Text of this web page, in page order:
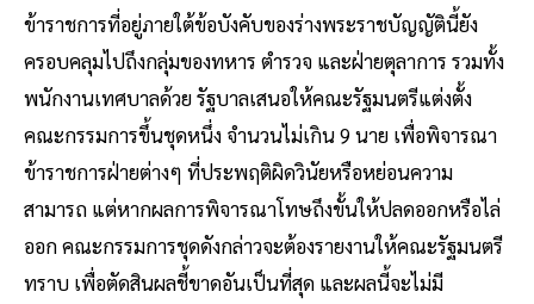
ข้าราชการที่อยู่ภายใต้ข้อบังคับของร่างพระราชบัญญัตินี้ยัง
ครอบคลุมไปถึงกลุ่มของทหาร ตำรวจ และฝ่ายตุลาการ รวมทั้ง
พนักงานเทศบาลด้วย รัฐบาลเสนอให้คณะรัฐมนตรีแต่งตั้ง
คณะกรรมการขึ้นชุดหนึ่ง จำนวนไม่เกิน 9 นาย เพื่อพิจารณา
ข้าราชการฝ่ายต่างๆ ที่ประพฤติผิดวินัยหรือหย่อนความ
สามารถ แต่หากผลการพิจารณาโทษถึงขั้นให้ปลดออกหรือไล่
ออก คณะกรรมการชุดดังกล่าวจะต้องรายงานให้คณะรัฐมนตรี
ทราบ เพื่อตัดสินผลชี้ขาดอันเป็นที่สุด และผลนี้จะไม่มี